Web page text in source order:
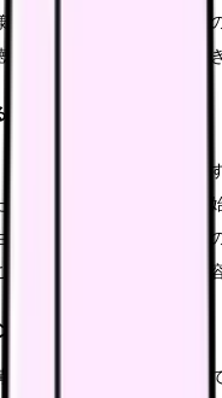
子など、医療現場ならでは
の関心を高めることがで
章
充実した医療設備、働きや
だし、単なる施設紹介に終
きとした表情や、やりがい
で、より説得力のある内
の設計と展開
成は、視聴者を自然な流れ